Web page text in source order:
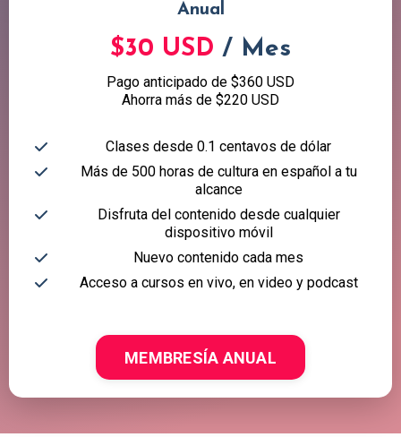
Anual
$30 USD / Mes
Pago anticipado de $360 USD
Ahorra más de $220 USD
Clases desde 0.1 centavos de dólar
Más de 500 horas de cultura en español a tu
alcance
Disfruta del contenido desde cualquier
dispositivo móvil
Nuevo contenido cada mes
Acceso a cursos en vivo, en video y podcast
MEMBRESÍA ANUAL